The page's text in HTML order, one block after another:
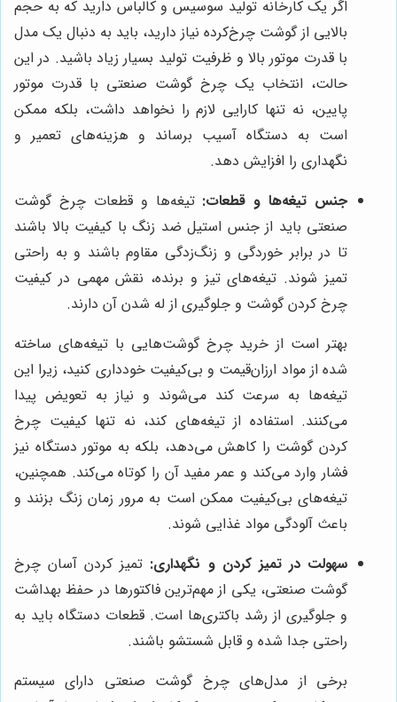
اگر یک کارخانه تولید سوسیس و کالباس دارید که به حجم
بالایی از گوشت چرخ‌کرده نیاز دارید، باید به دنبال یک مدل
با قدرت موتور بالا و ظرفیت تولید بسیار زیاد باشید. در این
حالت، انتخاب یک چرخ گوشت صنعتی با قدرت موتور
پایین، نه تنها کارایی لازم را نخواهد داشت، بلکه ممکن
است به دستگاه آسیب برساند و هزینه‌های تعمیر و
نگهداری را افزایش دهد.
جنس تیغه‌ها و قطعات: تیغه‌ها و قطعات چرخ گوشت
صنعتی باید از جنس استیل ضد زنگ با کیفیت بالا باشند
تا در برابر خوردگی و زنگ‌زدگی مقاوم باشند و به راحتی
تمیز شوند. تیغه‌های تیز و برنده، نقش مهمی در کیفیت
چرخ کردن گوشت و جلوگیری از له شدن آن دارند.
بهتر است از خرید چرخ گوشت‌هایی با تیغه‌های ساخته
شده از مواد ارزان‌قیمت و بی‌کیفیت خودداری کنید، زیرا این
تیغه‌ها به سرعت کند می‌شوند و نیاز به تعویض پیدا
می‌کنند. استفاده از تیغه‌های کند، نه تنها کیفیت چرخ
کردن گوشت را کاهش می‌دهد، بلکه به موتور دستگاه نیز
فشار وارد می‌کند و عمر مفید آن را کوتاه می‌کند. همچنین،
تیغه‌های بی‌کیفیت ممکن است به مرور زمان زنگ بزنند و
باعث آلودگی مواد غذایی شوند.
سهولت در تمیز کردن و نگهداری: تمیز کردن آسان چرخ
گوشت صنعتی، یکی از مهم‌ترین فاکتورها در حفظ بهداشت
و جلوگیری از رشد باکتری‌ها است. قطعات دستگاه باید به
راحتی جدا شده و قابل شستشو باشند.
برخی از مدل‌های چرخ گوشت صنعتی دارای سیستم